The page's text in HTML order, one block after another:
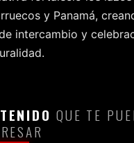
y Panamá,
intercambio y
QUE TE